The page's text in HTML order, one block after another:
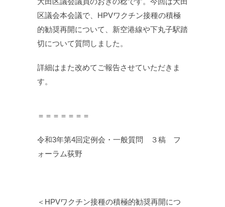
区議会本会議で、HPVワクチン接種の積極
的勧奨再開について、新空港線や下丸子駅踏
切について質問しました。
詳細はまた改めてご報告させていただきま
す。
＝＝＝＝＝＝＝
令和3年第4回定例会・一般質問 ３稿 フ
ォーラム荻野
＜HPVワクチン接種の積極的勧奨再開につ